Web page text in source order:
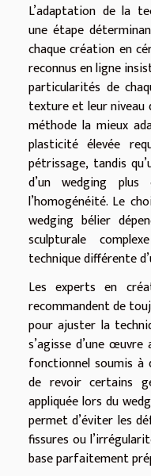
L’adaptation de la
une étape
chaque création en
reconnus en ligne
particularités de
texture et leur niveau
méthode la mieux
plasticité élevée
pétrissage, tandis
d’un wedging
l’homogénéité. Le
wedging bélier
sculpturale
technique différente
Les experts en
recommandent de
pour ajuster la
s’agisse d’une
fonctionnel soumis à
de revoir certains
appliquée lors du
permet d’éviter les
fissures ou
base parfaitement